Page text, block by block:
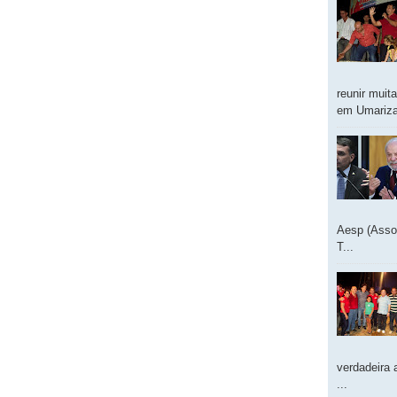
reunir
em
Aesp
T...
verdadeira